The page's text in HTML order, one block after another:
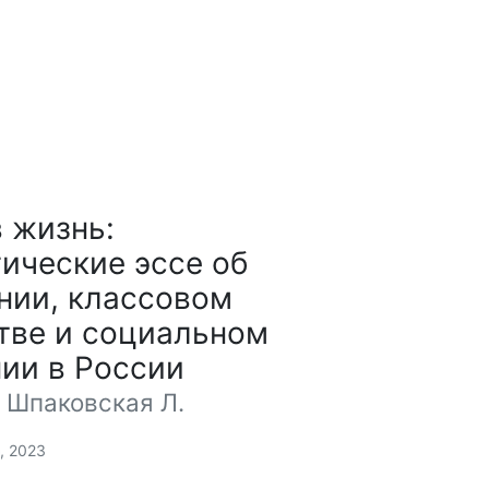
жизнь:
эссе об
классовом
и социальном
в России
Л.
2023